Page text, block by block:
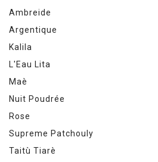
Ambreide
Argentique
Kalila
L'Eau Lita
Maè
Nuit Poudrée
Rose
Supreme Patchouly
Taitù Tiarè